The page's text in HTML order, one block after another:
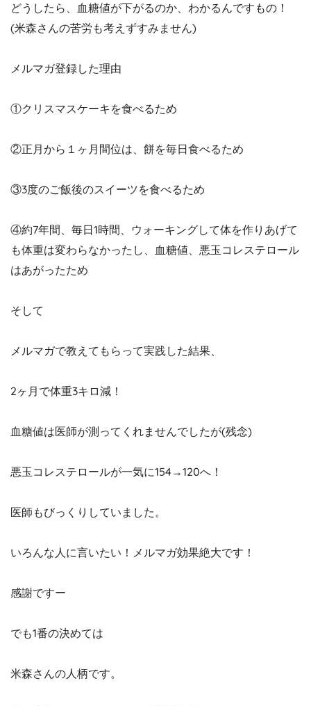
どうしたら、血糖値が下がるのか、わかるんですもの！
(米森さんの苦労も考えずすみません)
メルマガ登録した理由
①クリスマスケーキを食べるため
②正月から１ヶ月間位は、餅を毎日食べるため
③3度のご飯後のスイーツを食べるため
④約7年間、毎日1時間、ウォーキングして体を作りあげて
も体重は変わらなかったし、血糖値、悪玉コレステロール
はあがったため
そして
メルマガで教えてもらって実践した結果、
2ヶ月で体重3キロ減！
血糖値は医師が測ってくれませんでしたが(残念)
悪玉コレステロールが一気に154→120へ！
医師もびっくりしていました。
いろんな人に言いたい！メルマガ効果絶大です！
感謝ですー
でも1番の決めては
米森さんの人柄です。